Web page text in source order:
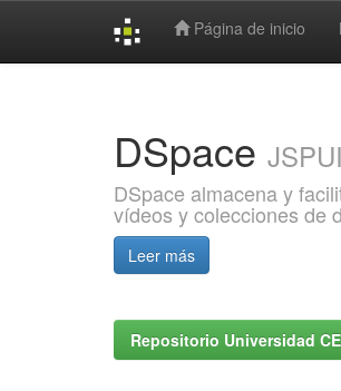
Página de inicio
DSpace JSPUI
DSpace almacena y
vídeos y colecciones de
Leer más
Repositorio Universidad